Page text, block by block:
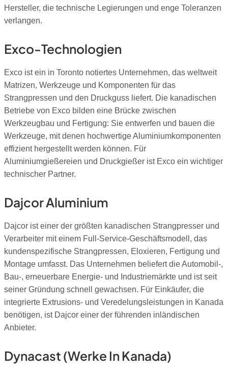
Hersteller, die technische Legierungen und enge Toleranzen
verlangen.
Exco-Technologien
Exco ist ein in Toronto notiertes Unternehmen, das weltweit
Matrizen, Werkzeuge und Komponenten für das
Strangpressen und den Druckguss liefert. Die kanadischen
Betriebe von Exco bilden eine Brücke zwischen
Werkzeugbau und Fertigung: Sie entwerfen und bauen die
Werkzeuge, mit denen hochwertige Aluminiumkomponenten
effizient hergestellt werden können. Für
Aluminiumgießereien und Druckgießer ist Exco ein wichtiger
technischer Partner.
Dajcor Aluminium
Dajcor ist einer der größten kanadischen Strangpresser und
Verarbeiter mit einem Full-Service-Geschäftsmodell, das
kundenspezifische Strangpressen, Eloxieren, Fertigung und
Montage umfasst. Das Unternehmen beliefert die Automobil-,
Bau-, erneuerbare Energie- und Industriemärkte und ist seit
seiner Gründung schnell gewachsen. Für Einkäufer, die
integrierte Extrusions- und Veredelungsleistungen in Kanada
benötigen, ist Dajcor einer der führenden inländischen
Anbieter.
Dynacast (Werke In Kanada)